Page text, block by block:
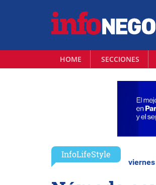
HOME SECCIONES
InfoLifeStyle